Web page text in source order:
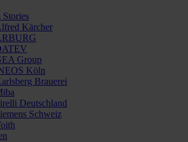
Stories
Kärcher
Group
Köln
Brauerei
Deutschland
Schweiz